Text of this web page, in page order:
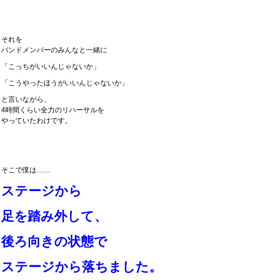
それを
バンドメンバーのみんなと一緒に
「こっちがいいんじゃないか」
「こうやったほうがいいんじゃないか」
と言いながら、
4時間くらい全力のリハーサルを
やっていたわけです。
そこで僕は……
ステージから
足を踏み外して、
後ろ向きの状態で
ステージから落ちました。